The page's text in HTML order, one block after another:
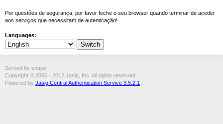
Por questões de segurança, por favor feche o seu browser quando terminar de aceder
aos serviços que necessitam de autenticação!
Languages:
Served by snape
Copyright © 2005 - 2012 Jasig, Inc. All rights reserved.
Powered by Jasig Central Authentication Service 3.5.2.1